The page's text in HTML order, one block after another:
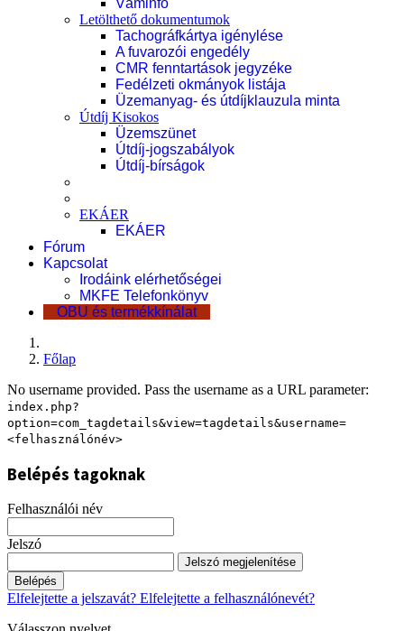
Váminfo
Letölthető dokumentumok
Tachográfkártya igénylése
A fuvarozói engedély
CMR fenntartások jegyzéke
Fedélzeti okmányok listája
Üzemanyag- és útdíjklauzula minta
Útdíj Kisokos
Üzemszünet
Útdíj-jogszabályok
Útdíj-bírságok
EKÁER
EKÁER
Fórum
Kapcsolat
Irodáink elérhetőségei
MKFE Telefonkönyv
OBU és termékkínálat
Főlap
No username provided. Pass the username as a URL parameter:
index.php?
option=com_tagdetails&view=tagdetails&username=
<felhasználónév>
Belépés tagoknak
Felhasználói név
Jelszó
Jelszó megjelenítése
Belépés
Elfelejtette a jelszavát? Elfelejtette a felhasználónevét?